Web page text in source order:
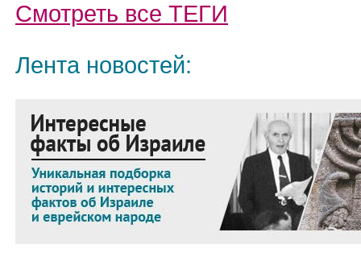
Смотреть все ТЕГИ
Лента новостей: